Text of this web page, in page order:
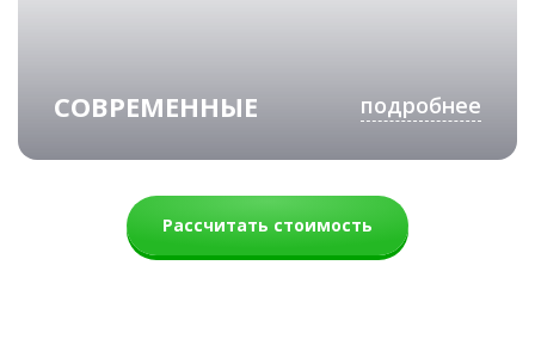
СОВРЕМЕННЫЕ подробнее
Рассчитать стоимость